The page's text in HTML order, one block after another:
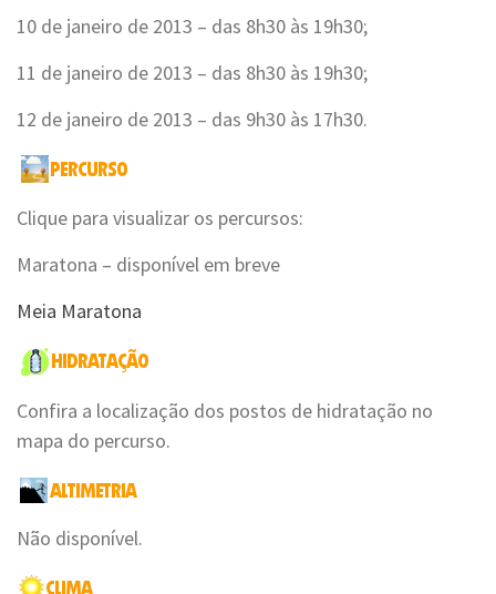
10 de janeiro de 2013 – das 8h30 às 19h30;
11 de janeiro de 2013 – das 8h30 às 19h30;
12 de janeiro de 2013 – das 9h30 às 17h30.
Clique para visualizar os percursos:
Maratona – disponível em breve
Meia Maratona
Confira a localização dos postos de hidratação no
mapa do percurso.
Não disponível.